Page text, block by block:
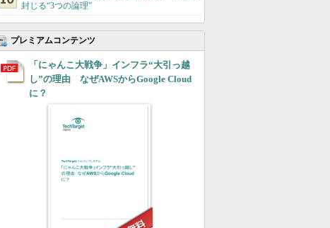
封じる“3つの論理”
プレミアムコンテンツ
「にゃんこ大戦争」インフラ“大引っ越
し”の理由 なぜAWSからGoogle Cloud
に？